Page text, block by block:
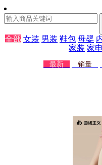
全部 女装 男装 鞋包 母婴
家装 家
最新 销量